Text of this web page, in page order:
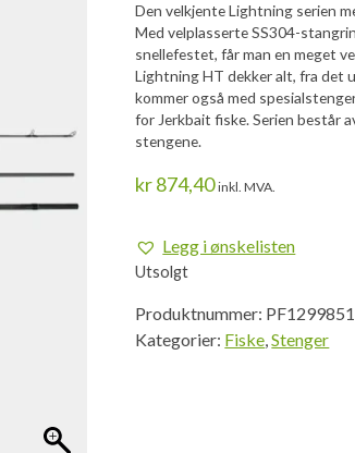
Den velkjente Lightning serien
Med velplasserte SS304-
snellefestet, får man en meget
Lightning HT dekker alt, fra det
kommer også med
for Jerkbait fiske. Serien består
stengene.
kr874,40 inkl. MVA.
Legg i ønskelisten
Utsolgt
Produktnummer: PF1299851
Kategorier: Fiske,Stenger